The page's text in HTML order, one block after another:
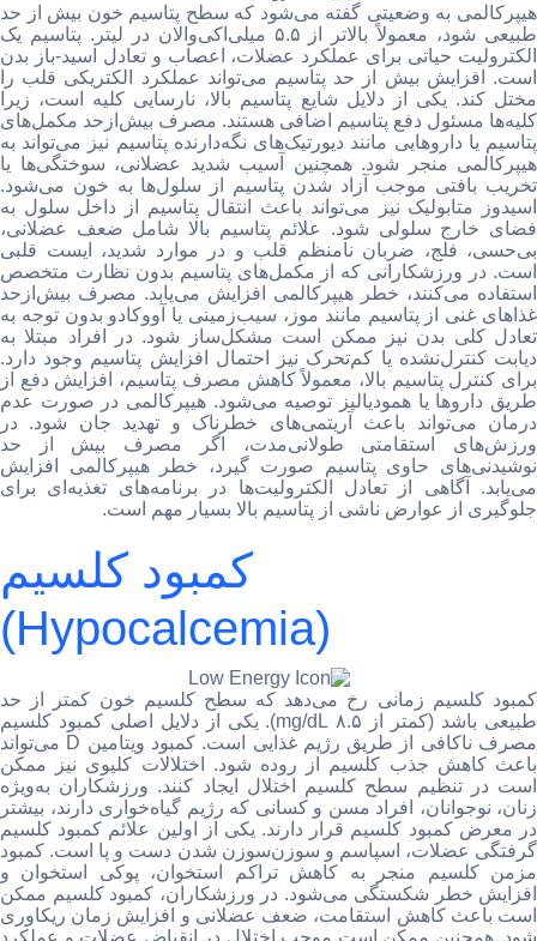
هیپرکالمی به وضعیتی گفته می‌شود که سطح پتاسیم خون بیش از حد
طبیعی شود، معمولاً بالاتر از ۵.۵ میلی‌اکی‌والان در لیتر. پتاسیم یک
الکترولیت حیاتی برای عملکرد عضلات، اعصاب و تعادل اسید-باز بدن
است. افزایش بیش از حد پتاسیم می‌تواند عملکرد الکتریکی قلب را
مختل کند. یکی از دلایل شایع پتاسیم بالا، نارسایی کلیه است، زیرا
کلیه‌ها مسئول دفع پتاسیم اضافی هستند. مصرف بیش‌ازحد مکمل‌های
پتاسیم یا داروهایی مانند دیورتیک‌های نگه‌دارنده پتاسیم نیز می‌تواند به
هیپرکالمی منجر شود. همچنین آسیب شدید عضلانی، سوختگی‌ها یا
تخریب بافتی موجب آزاد شدن پتاسیم از سلول‌ها به خون می‌شود.
اسیدوز متابولیک نیز می‌تواند باعث انتقال پتاسیم از داخل سلول به
فضای خارج سلولی شود. علائم پتاسیم بالا شامل ضعف عضلانی،
بی‌حسی، فلج، ضربان نامنظم قلب و در موارد شدید، ایست قلبی
است. در ورزشکارانی که از مکمل‌های پتاسیم بدون نظارت متخصص
استفاده می‌کنند، خطر هیپرکالمی افزایش می‌یابد. مصرف بیش‌ازحد
غذاهای غنی از پتاسیم مانند موز، سیب‌زمینی یا آووکادو بدون توجه به
تعادل کلی بدن نیز ممکن است مشکل‌ساز شود. در افراد مبتلا به
دیابت کنترل‌نشده یا کم‌تحرک نیز احتمال افزایش پتاسیم وجود دارد.
برای کنترل پتاسیم بالا، معمولاً کاهش مصرف پتاسیم، افزایش دفع از
طریق داروها یا همودیالیز توصیه می‌شود. هیپرکالمی در صورت عدم
درمان می‌تواند باعث آریتمی‌های خطرناک و تهدید جان شود. در
ورزش‌های استقامتی طولانی‌مدت، اگر مصرف بیش از حد
نوشیدنی‌های حاوی پتاسیم صورت گیرد، خطر هیپرکالمی افزایش
می‌یابد. آگاهی از تعادل الکترولیت‌ها در برنامه‌های تغذیه‌ای برای
جلوگیری از عوارض ناشی از پتاسیم بالا بسیار مهم است.
کمبود کلسیم
(Hypocalcemia)
کمبود کلسیم زمانی رخ می‌دهد که سطح کلسیم خون کمتر از حد
طبیعی باشد (کمتر از ۸.۵ mg/dL). یکی از دلایل اصلی کمبود کلسیم
مصرف ناکافی از طریق رژیم غذایی است. کمبود ویتامین D می‌تواند
باعث کاهش جذب کلسیم از روده شود. اختلالات کلیوی نیز ممکن
است در تنظیم سطح کلسیم اختلال ایجاد کنند. ورزشکاران به‌ویژه
زنان، نوجوانان، افراد مسن و کسانی که رژیم گیاه‌خواری دارند، بیشتر
در معرض کمبود کلسیم قرار دارند. یکی از اولین علائم کمبود کلسیم
گرفتگی عضلات، اسپاسم و سوزن‌سوزن شدن دست و پا است. کمبود
مزمن کلسیم منجر به کاهش تراکم استخوان، پوکی استخوان و
افزایش خطر شکستگی می‌شود. در ورزشکاران، کمبود کلسیم ممکن
است باعث کاهش استقامت، ضعف عضلانی و افزایش زمان ریکاوری
شود. همچنین ممکن است موجب اختلال در انقباض عضلات و عملکرد